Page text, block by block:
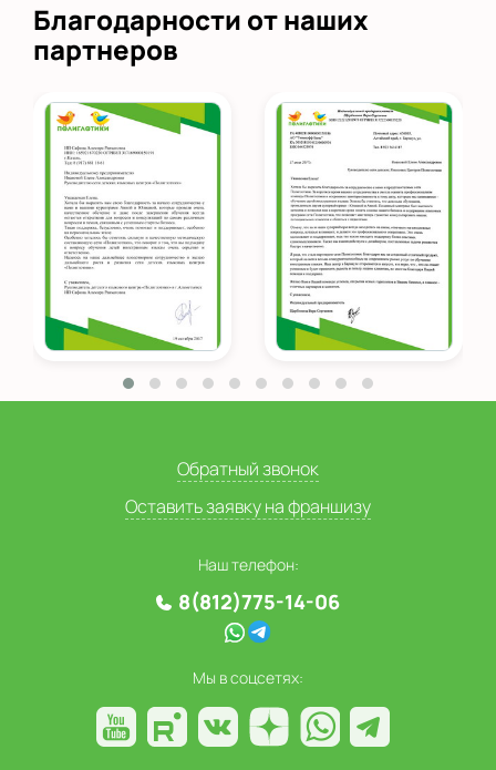
Благодарности от наших
партнеров
Обратный звонок
Оставить заявку на франшизу
Наш телефон:
8(812)775-14-06
Мы в соцсетях: